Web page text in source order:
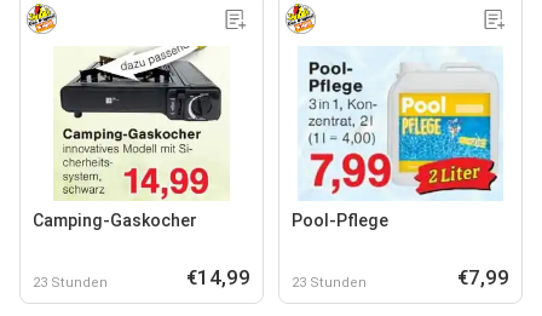
Camping-Gaskocher
23 Stunden €14,99
Pool-Pflege
23 Stunden €7,99